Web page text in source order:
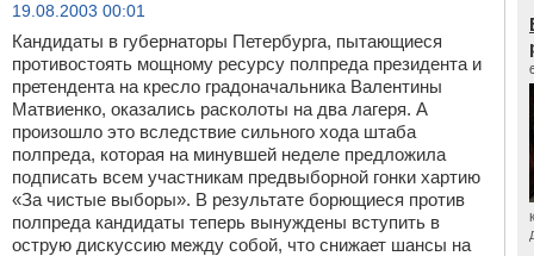
19.08.2003 00:01
Кандидаты в губернаторы Петербурга, пытающиеся
противостоять мощному ресурсу полпреда президента и
претендента на кресло градоначальника Валентины
Матвиенко, оказались расколоты на два лагеря. А
произошло это вследствие сильного хода штаба
полпреда, которая на минувшей неделе предложила
подписать всем участникам предвыборной гонки хартию
«За чистые выборы». В результате борющиеся против
полпреда кандидаты теперь вынуждены вступить в
острую дискуссию между собой, что снижает шансы на